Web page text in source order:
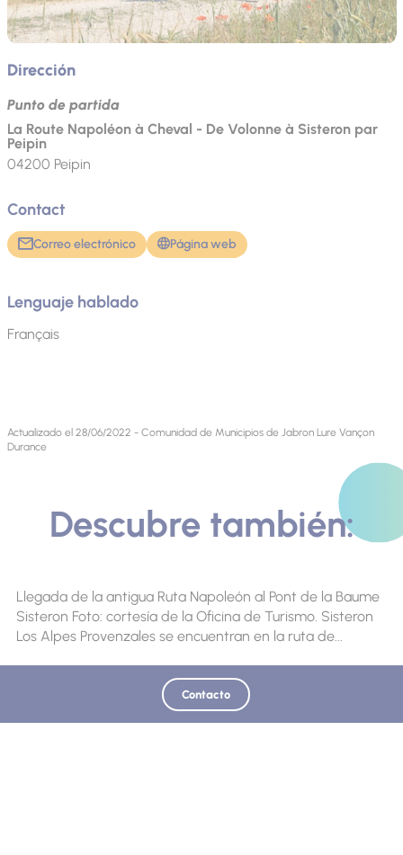
Dirección
Punto de partida
La Route Napoléon à Cheval - De Volonne à Sisteron par
Peipin
04200 Peipin
Contact
Correo electrónico Página web
Lenguaje hablado
Français
Actualizado el 28/06/2022 - Comunidad de Municipios de Jabron Lure Vançon
Durance
Descubre también:
Llegada de la antigua Ruta Napoleón al Pont de la Baume
Sisteron Foto: cortesía de la Oficina de Turismo. Sisteron
Los Alpes Provenzales se encuentran en la ruta de...
Contacto